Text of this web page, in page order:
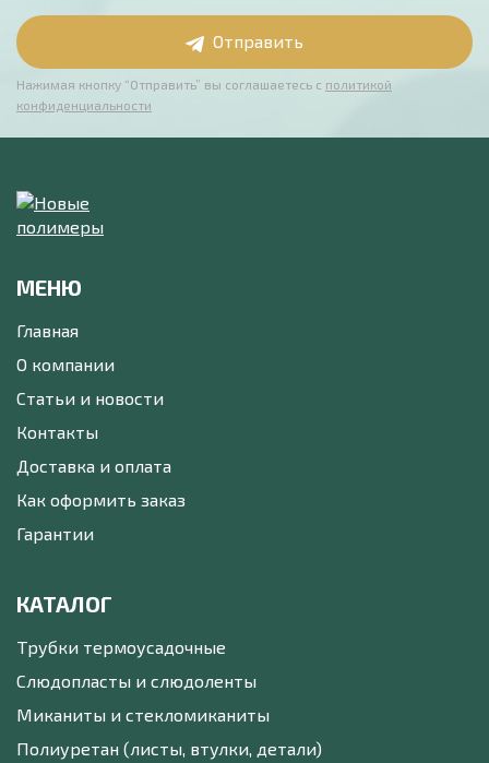
Отправить
Нажимая кнопку “Отправить” вы соглашаетесь с политикой
конфиденциальности
МЕНЮ
Главная
О компании
Статьи и новости
Контакты
Доставка и оплата
Как оформить заказ
Гарантии
КАТАЛОГ
Трубки термоусадочные
Слюдопласты и слюдоленты
Миканиты и стекломиканиты
Полиуретан (листы, втулки, детали)